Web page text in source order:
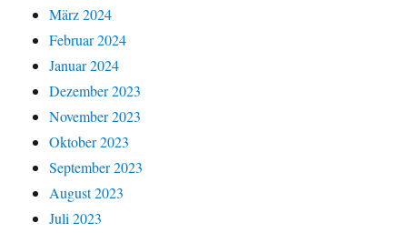
März 2024
Februar 2024
Januar 2024
Dezember 2023
November 2023
Oktober 2023
September 2023
August 2023
Juli 2023